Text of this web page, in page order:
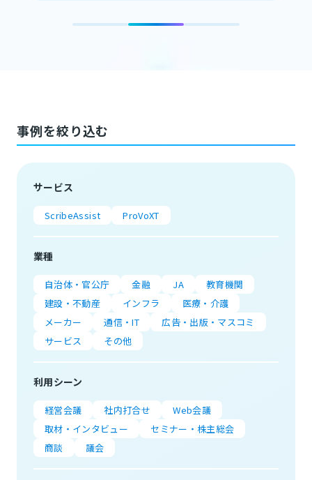
事例を絞り込む
サービス
ScribeAssist ProVoXT
業種
自治体・官公庁 金融 JA
教育機関
建設・不動産
インフラ
医療・介護
メーカー
通信・IT
広告・出版・マスコミ
サービス
その他
利用シーン
経営会議 社内打合せ
Web会議
取材・インタビュー
セミナー・株主総会
商談
議会